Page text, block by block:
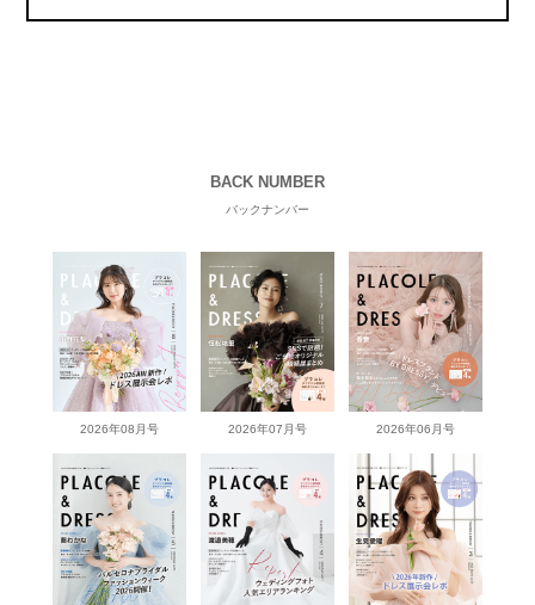
BACK NUMBER
バックナンバー
2026年08月号 2026年07月号 2026年06月号